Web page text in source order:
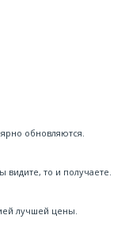
обновляются.
видите, то и получаете.
лучшей цены.